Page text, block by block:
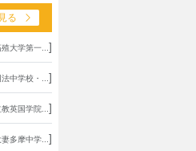
る
大学第一... ]
中学校・... ]
英国学院... ]
多摩中学... ]